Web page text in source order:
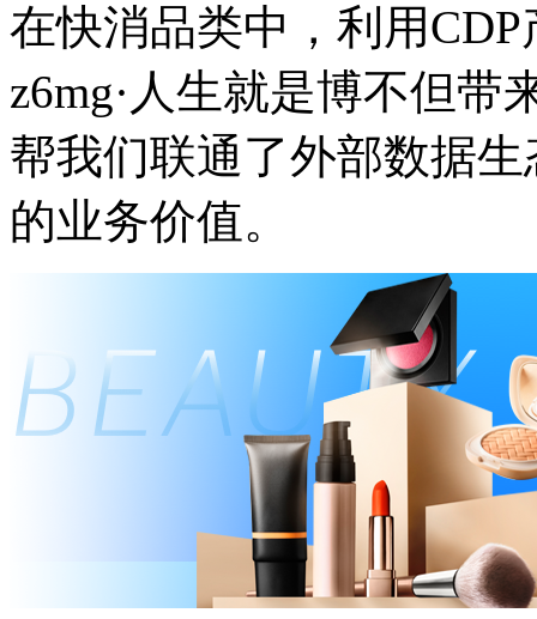
在快消品类中，利用
z6mg·人生就是博不但带
帮我们联通了外部数据生
的业务价值。